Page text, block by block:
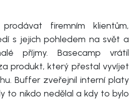
firemním klientům,
s jejich pohledem na svět a
příjmy. Basecamp vrátil
produkt, který přestal vyvíjet
Buffer zveřejnil interní platy
to nikdo nedělal a kdy to bylo